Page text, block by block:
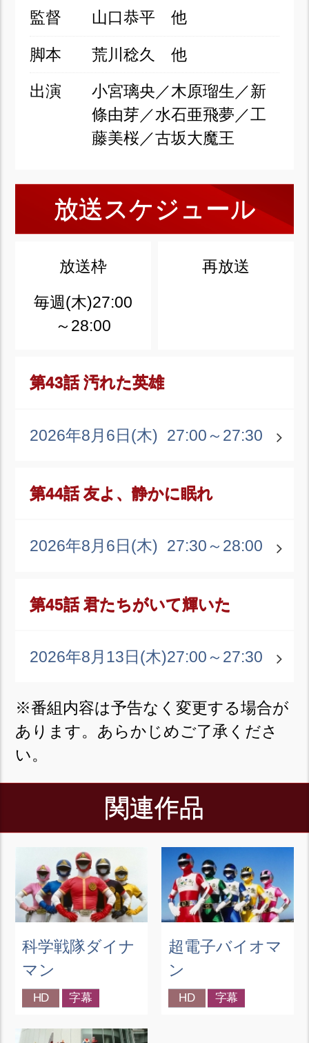
監督 山口恭平 他
脚本 荒川稔久 他
出演
小宮璃央／木原瑠生／新
條由芽／水石亜飛夢／工
藤美桜／古坂大魔王
放送スケジュール
放送枠
毎週(木)27:00
～28:00
再放送
第43話 汚れた英雄
2026年8月6日(木) 27:00～27:30
第44話 友よ、静かに眠れ
2026年8月6日(木) 27:30～28:00
第45話 君たちがいて輝いた
2026年8月13日(木)27:00～27:30
※番組内容は予告なく変更する場合が
あります。あらかじめご了承くださ
い。
関連作品
科学戦隊ダイナ
マン
HD 字幕
超電子バイオマ
ン
HD 字幕